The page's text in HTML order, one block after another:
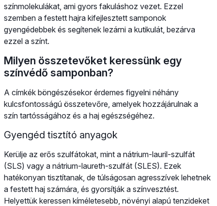
színmolekulákat, ami gyors fakuláshoz vezet. Ezzel
szemben a festett hajra kifejlesztett samponok
gyengédebbek és segítenek lezárni a kutikulát, bezárva
ezzel a színt.
Milyen összetevőket keressünk egy
színvédő samponban?
A címkék böngészésekor érdemes figyelni néhány
kulcsfontosságú összetevőre, amelyek hozzájárulnak a
szín tartósságához és a haj egészségéhez.
Gyengéd tisztító anyagok
Kerülje az erős szulfátokat, mint a nátrium-lauril-szulfát
(SLS) vagy a nátrium-laureth-szulfát (SLES). Ezek
hatékonyan tisztítanak, de túlságosan agresszívek lehetnek
a festett haj számára, és gyorsítják a színvesztést.
Helyettük keressen kíméletesebb, növényi alapú tenzideket